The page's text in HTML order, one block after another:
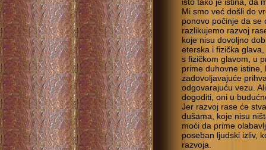
Mi smo već došli do
ponovo počinje da se
razlikujemo razvoj
koje nisu dovoljno
eterska i fizička
s fizičkom glavom, u
prime duhovne
zadovoljavajuće
odgovarajuću vezu.
dogoditi, oni u
Jer razvoj rase će
dušama, koje nisu
moći da prime
poseban ljudski izliv,
razvoja.